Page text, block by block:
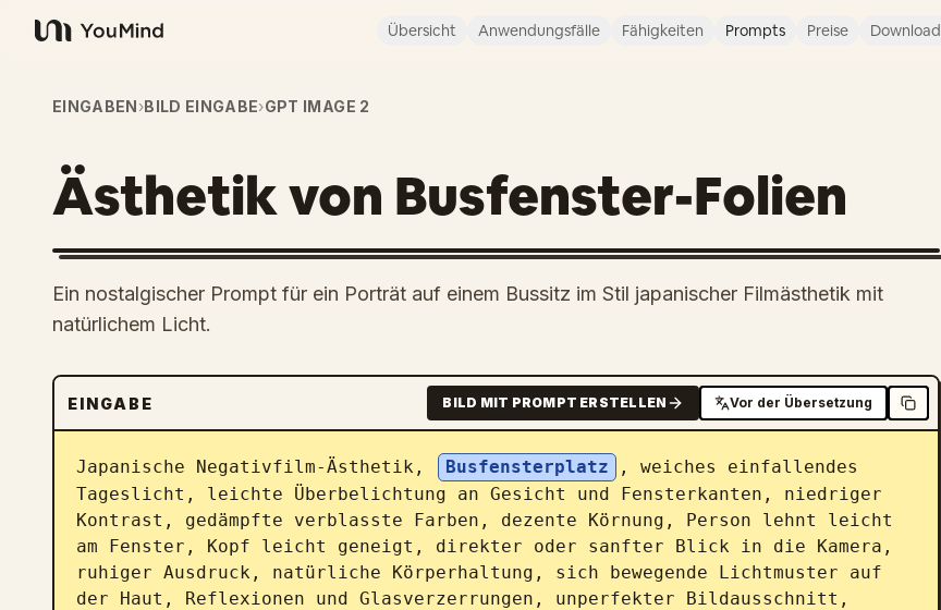
YouMind
Übersicht Anwendungsfälle Fähigkeiten Prompts Preise Download
EINGABEN›BILD EINGABE›GPT IMAGE 2
Ästhetik von Busfenster-Folien
Ein nostalgischer Prompt für ein Porträt auf einem Bussitz im Stil japanischer Filmästhetik mit
natürlichem Licht.
EINGABE BILD MIT PROMPT ERSTELLEN Vor der Übersetzung
Japanische Negativfilm-Ästhetik, Busfensterplatz
, weiches einfallendes
Tageslicht, leichte Überbelichtung an Gesicht und Fensterkanten, niedriger
Kontrast, gedämpfte verblasste Farben, dezente Körnung, Person lehnt leicht
am Fenster, Kopf leicht geneigt, direkter oder sanfter Blick in die Kamera,
ruhiger Ausdruck, natürliche Körperhaltung, sich bewegende Lichtmuster auf
der Haut, Reflexionen und Glasverzerrungen, unperfekter Bildausschnitt,